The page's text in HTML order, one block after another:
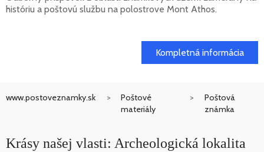
históriu a poštovú službu na polostrove Mont Athos.
Kompletná informácia
www.postoveznamky.sk
Poštové
materiály
Poštová
známka
Krásy našej vlasti: Archeologická lokalita